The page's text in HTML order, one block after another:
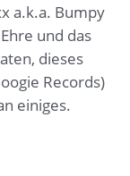
a.k.a. Bumpy
und das
dieses
Records)
einiges.